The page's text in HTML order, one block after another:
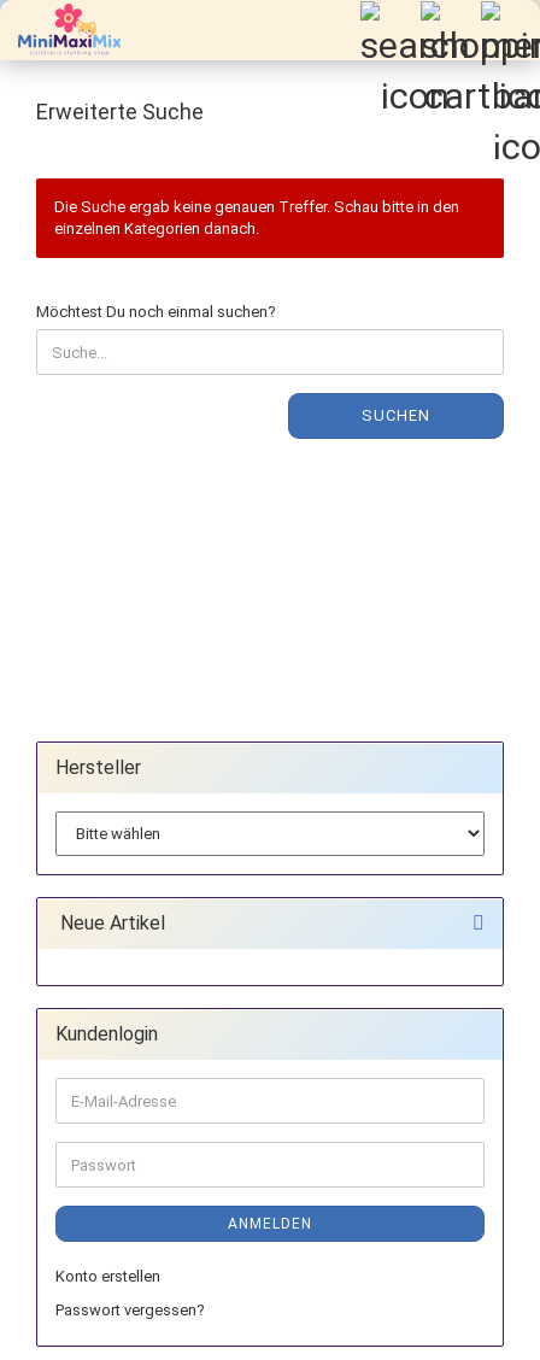
Erweiterte Suche
Die Suche ergab keine genauen Treffer. Schau bitte in den
einzelnen Kategorien danach.
MÖCHTEST
DU
NOCH
EINMAL
Möchtest Du noch einmal suchen?
SUCHEN
Hersteller
Neue Artikel
Kundenlogin
E-
Mail-
Adresse
Passwort
ANMELDEN
Konto erstellen
Passwort vergessen?